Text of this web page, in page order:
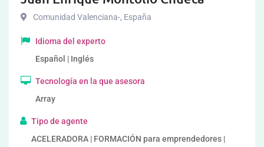
Comunidad Valenciana-, España
Idioma del experto
Español | Inglés
Tecnología en la que asesora
Array
Tipo de agente
ACELERADORA | FORMACIÓN para emprendedores |